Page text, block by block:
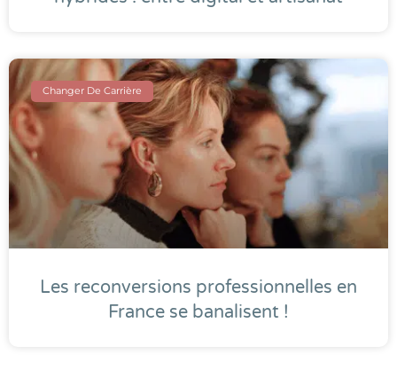
Changer De Carrière
Les reconversions professionnelles en
France se banalisent !